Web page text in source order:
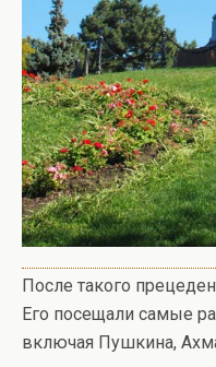
После такого
Его посещали самые
включая Пушкина,